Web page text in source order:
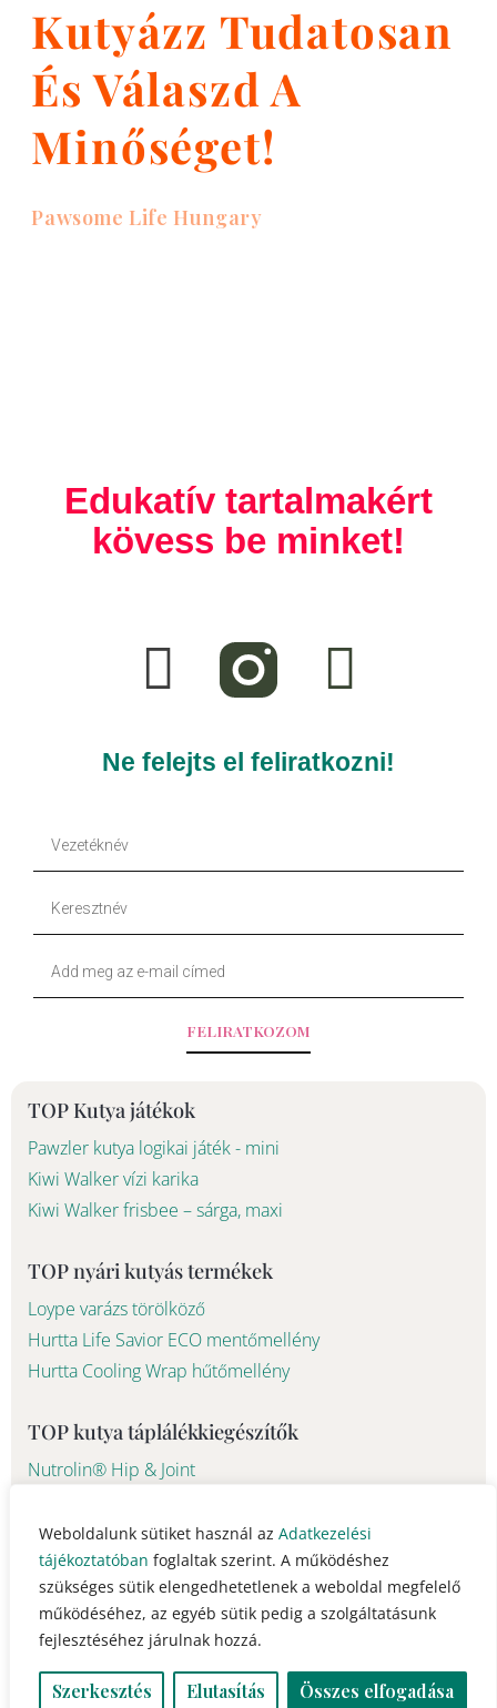
Weboldalunk sütiket használ az Adatkezelési
tájékoztatóban foglaltak szerint. A működéshez
szükséges sütik elengedhetetlenek a weboldal megfelelő
működéséhez, az egyéb sütik pedig a szolgáltatásunk
fejlesztéséhez járulnak hozzá.
Szerkesztés Elutasítás Összes elfogadása
Kutyázz Tudatosan
És Válaszd A
Minőséget!
Pawsome Life Hungary
Edukatív tartalmakért
kövess be minket!
a
c
e
o
o
k
f
i
k
t
k
Ne felejts el feliratkozni!
Vezetéknév
Keresztnév
Your
Email
FELIRATKOZOM
TOP Kutya játékok
Pawzler kutya logikai játék - mini
Kiwi Walker vízi karika
Kiwi Walker frisbee – sárga, maxi
TOP nyári kutyás termékek
Loype varázs törölköző
Hurtta Life Savior ECO mentőmellény
Hurtta Cooling Wrap hűtőmellény
TOP kutya táplálékkiegészítők
Nutrolin® Hip & Joint
© 2023 - 2026 Pawsome Life Hungary info@pawsomelife.hu